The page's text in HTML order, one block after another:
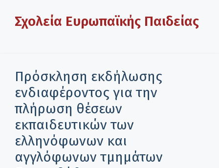
Σχολεία Ευρωπαϊκής Παιδείας
Πρόσκληση εκδήλωσης
ενδιαφέροντος για την
πλήρωση θέσεων
εκπαιδευτικών των
ελληνόφωνων και
αγγλόφωνων τμημάτων